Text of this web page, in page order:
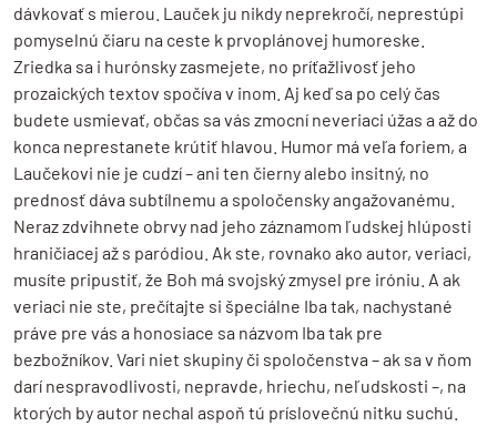
dávkovať s mierou. Lauček ju nikdy neprekročí, neprestúpi
pomyselnú čiaru na ceste k prvoplánovej humoreske.
Zriedka sa i hurónsky zasmejete, no príťažlivosť jeho
prozaických textov spočíva v inom. Aj keď sa po celý čas
budete usmievať, občas sa vás zmocní neveriaci úžas a až do
konca neprestanete krútiť hlavou. Humor má veľa foriem, a
Laučekovi nie je cudzí – ani ten čierny alebo insitný, no
prednosť dáva subtílnemu a spoločensky angažovanému.
Neraz zdvihnete obrvy nad jeho záznamom ľudskej hlúposti
hraničiacej až s paródiou. Ak ste, rovnako ako autor, veriaci,
musíte pripustiť, že Boh má svojský zmysel pre iróniu. A ak
veriaci nie ste, prečítajte si špeciálne Iba tak, nachystané
práve pre vás a honosiace sa názvom Iba tak pre
bezbožníkov. Vari niet skupiny či spoločenstva – ak sa v ňom
darí nespravodlivosti, nepravde, hriechu, neľudskosti –, na
ktorých by autor nechal aspoň tú príslovečnú nitku suchú.